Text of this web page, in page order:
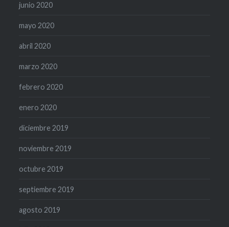
junio 2020
mayo 2020
abril 2020
marzo 2020
febrero 2020
enero 2020
diciembre 2019
noviembre 2019
octubre 2019
septiembre 2019
agosto 2019